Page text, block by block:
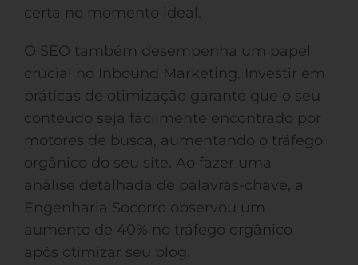
certa no momento ideal.
O SEO também desempenha um papel
crucial no Inbound Marketing. Investir em
práticas de otimização garante que o seu
conteúdo seja facilmente encontrado por
motores de busca, aumentando o tráfego
orgânico do seu site. Ao fazer uma
análise detalhada de palavras-chave, a
Engenharia Socorro observou um
aumento de 40% no tráfego orgânico
após otimizar seu blog.